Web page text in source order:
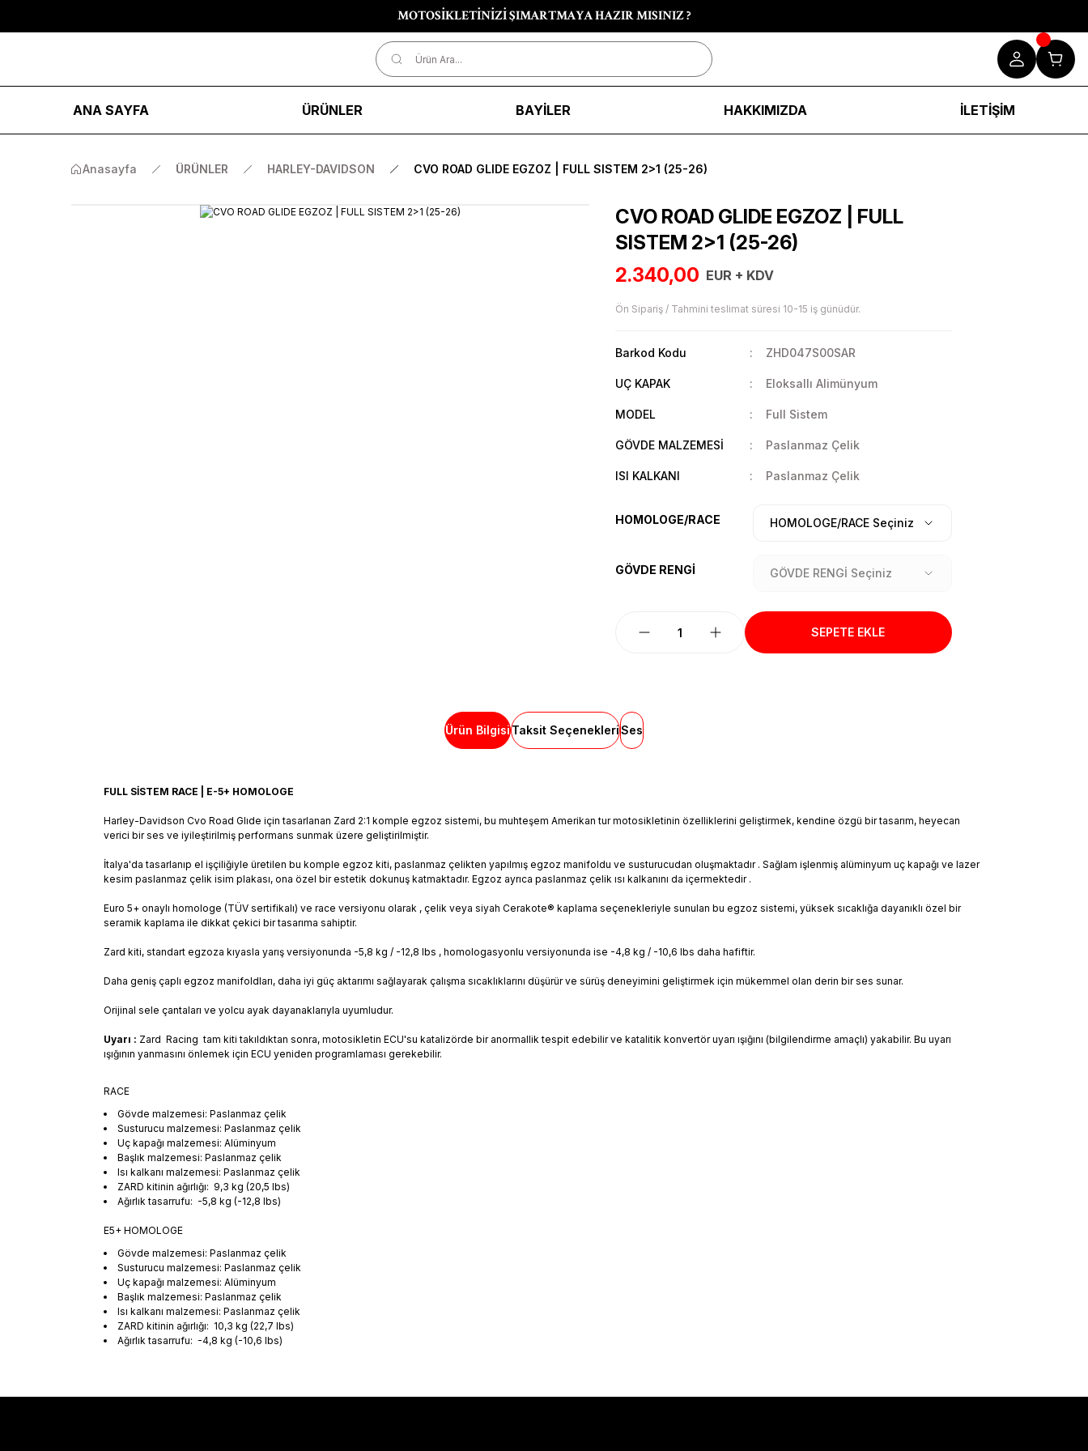
MOTOSİKLETİNİZİ ŞIMARTMAYA HAZIR MISINIZ ?
ANA SAYFA ÜRÜNLER BAYİLER HAKKIMIZDA İLETİŞİM
Anasayfa ÜRÜNLER HARLEY-DAVIDSON CVO ROAD GLIDE EGZOZ | FULL SISTEM 2>1 (25-26)
CVO ROAD GLIDE EGZOZ | FULL
SISTEM 2>1 (25-26)
2.340,00 EUR + KDV
Ön Sipariş / Tahmini teslimat süresi 10-15 iş günüdür.
Barkod Kodu ZHD047S00SAR
UÇ KAPAK Eloksallı Alimünyum
MODEL Full Sistem
GÖVDE MALZEMESİ Paslanmaz Çelik
ISI KALKANI Paslanmaz Çelik
HOMOLOGE/RACE
GÖVDE RENGİ
SEPETE EKLE
Ürün BilgisiTaksit SeçenekleriSes
FULL SİSTEM RACE | E-5+ HOMOLOGE
Harley-Davidson Cvo Road Glıde için tasarlanan Zard 2:1 komple egzoz sistemi, bu muhteşem Amerikan tur motosikletinin özelliklerini geliştirmek, kendine özgü bir tasarım, heyecan
verici bir ses ve iyileştirilmiş performans sunmak üzere geliştirilmiştir.
İtalya'da tasarlanıp el işçiliğiyle üretilen bu komple egzoz kiti, paslanmaz çelikten yapılmış egzoz manifoldu ve susturucudan oluşmaktadır . Sağlam işlenmiş alüminyum uç kapağı ve lazer
kesim paslanmaz çelik isim plakası, ona özel bir estetik dokunuş katmaktadır. Egzoz ayrıca paslanmaz çelik ısı kalkanını da içermektedir .
Euro 5+ onaylı homologe (TÜV sertifikalı) ve race versiyonu olarak , çelik veya siyah Cerakote® kaplama seçenekleriyle sunulan bu egzoz sistemi, yüksek sıcaklığa dayanıklı özel bir
seramik kaplama ile dikkat çekici bir tasarıma sahiptir.
Zard kiti, standart egzoza kıyasla yarış versiyonunda -5,8 kg / -12,8 lbs , homologasyonlu versiyonunda ise -4,8 kg / -10,6 lbs daha hafiftir.
Daha geniş çaplı egzoz manifoldları, daha iyi güç aktarımı sağlayarak çalışma sıcaklıklarını düşürür ve sürüş deneyimini geliştirmek için mükemmel olan derin bir ses sunar.
Orijinal sele çantaları ve yolcu ayak dayanaklarıyla uyumludur.
Uyarı : Zard Racing tam kiti takıldıktan sonra, motosikletin ECU'su katalizörde bir anormallik tespit edebilir ve katalitik konvertör uyarı ışığını (bilgilendirme amaçlı) yakabilir. Bu uyarı
ışığının yanmasını önlemek için ECU yeniden programlaması gerekebilir.
RACE
Gövde malzemesi: Paslanmaz çelik
Susturucu malzemesi: Paslanmaz çelik
Uç kapağı malzemesi: Alüminyum
Başlık malzemesi: Paslanmaz çelik
Isı kalkanı malzemesi: Paslanmaz çelik
ZARD kitinin ağırlığı: 9,3 kg (20,5 lbs)
Ağırlık tasarrufu: -5,8 kg (-12,8 lbs)
E5+ HOMOLOGE
Gövde malzemesi: Paslanmaz çelik
Susturucu malzemesi: Paslanmaz çelik
Uç kapağı malzemesi: Alüminyum
Başlık malzemesi: Paslanmaz çelik
Isı kalkanı malzemesi: Paslanmaz çelik
ZARD kitinin ağırlığı: 10,3 kg (22,7 lbs)
Ağırlık tasarrufu: -4,8 kg (-10,6 lbs)